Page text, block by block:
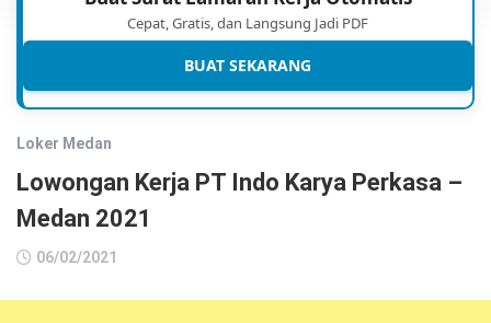
Cepat, Gratis, dan Langsung Jadi PDF
BUAT SEKARANG
Loker Medan
Lowongan Kerja PT Indo Karya Perkasa –
Medan 2021
06/02/2021